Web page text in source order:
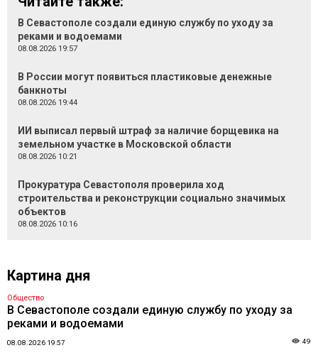
В Севастополе создали единую службу по уходу за
реками и водоемами
08.08.2026 19:57
В России могут появиться пластиковые денежные
банкноты
08.08.2026 19:44
ИИ выписал первый штраф за наличие борщевика на
земельном участке в Московской области
08.08.2026 10:21
Прокуратура Севастополя проверила ход
строительства и реконструкции социально значимых
объектов
08.08.2026 10:16
Картина дня
Общество
В Севастополе создали единую службу по уходу за
реками и водоемами
08.08.2026 19:57 49